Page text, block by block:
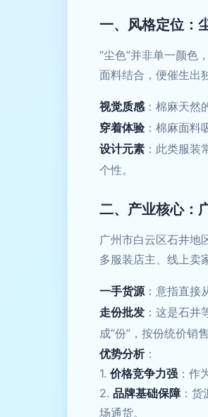
一、风格定位：
“尘色”并非单一颜色
面料结合，便催生出
视觉质感：棉麻天然
穿着体验 ：棉麻面
设计元素 ：此类服
个性。
二、产业核心：
广州市白云区石井地
多服装店主、线上卖
一手货源：意指直接
走份批发 ：这是石
成“份”，按份统价销
优势分析：
1. 价格竞争力强 ：作
2. 品牌基础保障：货
场通货。